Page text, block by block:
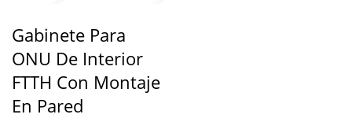
Gabinete Para
ONU De Interior
FTTH Con Montaje
En Pared